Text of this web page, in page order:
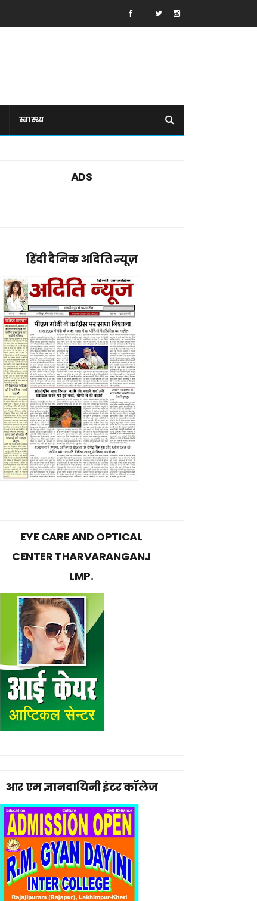
स्वास्थ्य
ADS
हिंदी दैनिक अदिति न्यूज़
EYE CARE AND OPTICAL
CENTER THARVARANGANJ
LMP.
आर एम ज्ञानदायिनी इंटर कॉलेज